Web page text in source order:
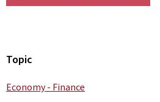
Topic
Economy - Finance